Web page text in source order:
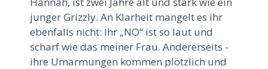
junger Grizzly. An Klarheit mangelt es ihr
ebenfalls nicht: Ihr „NO“ ist so laut und
scharf wie das meiner Frau. Andererseits -
ihre Umarmungen kommen plötzlich und